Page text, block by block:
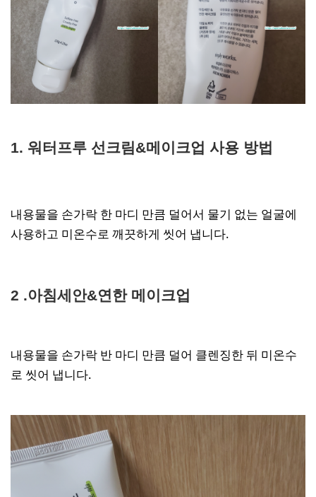
1. 워터프루 선크림&메이크업 사용 방법
내용물을 손가락 한 마디 만큼 덜어서 물기 없는 얼굴에
사용하고 미온수로 깨끗하게 씻어 냅니다.
2 .아침세안&연한 메이크업
내용물을 손가락 반 마디 만큼 덜어 클렌징한 뒤 미온수
로 씻어 냅니다.